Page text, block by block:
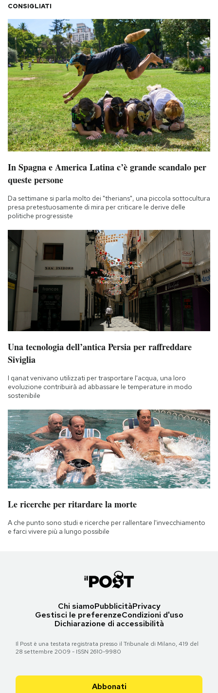
CONSIGLIATI
In Spagna e America Latina c’è grande scandalo per
queste persone
Da settimane si parla molto dei "therians", una piccola sottocultura
presa pretestuosamente di mira per criticare le derive delle
politiche progressiste
Una tecnologia dell’antica Persia per raffreddare
Siviglia
I qanat venivano utilizzati per trasportare l'acqua, una loro
evoluzione contribuirà ad abbassare le temperature in modo
sostenibile
Le ricerche per ritardare la morte
A che punto sono studi e ricerche per rallentare l'invecchiamento
e farci vivere più a lungo possibile
Chi siamoPubblicitàPrivacy
Gestisci le preferenzeCondizioni d'uso
Dichiarazione di accessibilità
Il Post è una testata registrata presso il Tribunale di Milano, 419 del
28 settembre 2009 - ISSN 2610-9980
Abbonati